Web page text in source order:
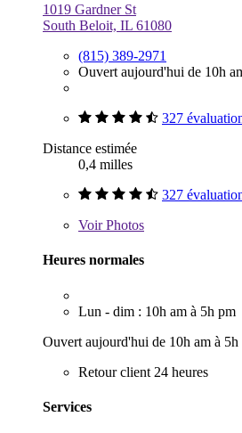
1019 Gardner St
South Beloit, IL 61080
(815) 389-2971
Ouvert aujourd'hui de 10h
327
Distance estimée
0,4 milles
327
VoirPhotos
Heures normales
Lun - dim : 10h am à 5h pm
Ouvert aujourd'hui de 10h am à 5h
Retour client 24 heures
Services